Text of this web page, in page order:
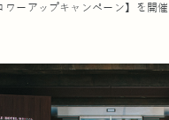
ワーアップキャンペーン】を開